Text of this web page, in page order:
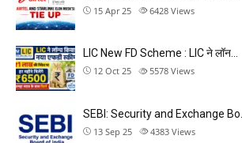
15 Apr 25 6428 Views
LIC New FD Scheme : LIC ने लॉन…
12 Oct 25 5578 Views
SEBI: Security and Exchange Bo…
13 Sep 25 4383 Views